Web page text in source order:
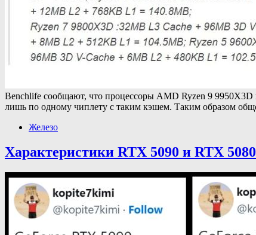
Benchlife сообщают, что процессоры AMD Ryzen 9
лишь по одному чиплету с таким кэшем. Таким образом
Железо
Характеристики RTX 5090 и RTX